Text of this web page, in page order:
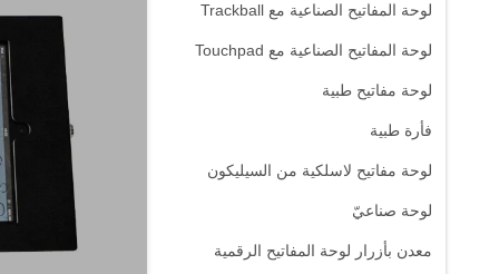
لوحة المفاتيح الصناعية مع Trackball
لوحة المفاتيح الصناعية مع Touchpad
لوحة مفاتيح طبية
فأرة طبية
لوحة مفاتيح لاسلكية من السيليكون
لوحة صناعيّ
معدن بأزرار لوحة المفاتيح الرقمية